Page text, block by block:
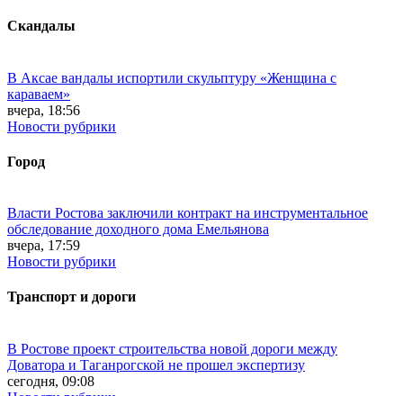
Скандалы
В Аксае вандалы испортили скульптуру «Женщина с
караваем»
вчера, 18:56
Новости рубрики
Город
Власти Ростова заключили контракт на инструментальное
обследование доходного дома Емельянова
вчера, 17:59
Новости рубрики
Транспорт и дороги
В Ростове проект строительства новой дороги между
Доватора и Таганрогской не прошел экспертизу
сегодня, 09:08